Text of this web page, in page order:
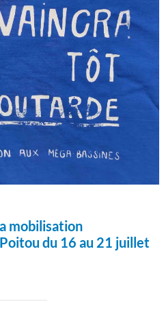
mobilisation
du 16 au 21 juillet